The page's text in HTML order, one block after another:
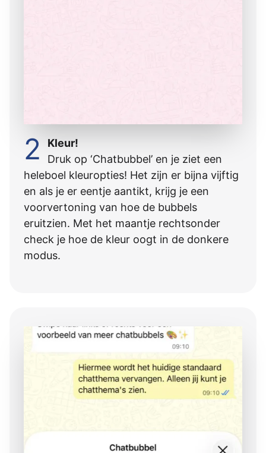
2
Kleur!
Druk op ‘Chatbubbel’ en je ziet een
heleboel kleuropties! Het zijn er bijna vijftig
en als je er eentje aantikt, krijg je een
voorvertoning van hoe de bubbels
eruitzien. Met het maantje rechtsonder
check je hoe de kleur oogt in de donkere
modus.